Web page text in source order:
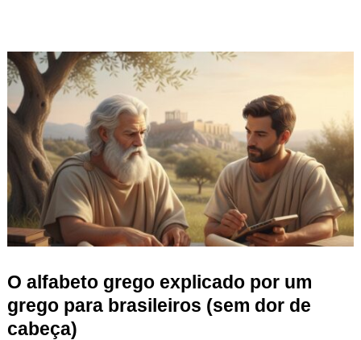
O alfabeto grego explicado por um
grego para brasileiros (sem dor de
cabeça)